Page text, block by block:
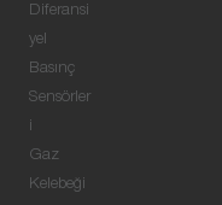
Diferansi
yel
Basınç
Sensörler
i
Gaz
Kelebeği